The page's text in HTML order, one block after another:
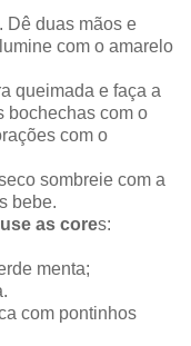
Dê duas mãos e
com o amarelo
queimada e faça a
bochechas com o
com o
sombreie com a
bebe.
as cores:
menta;
com pontinhos